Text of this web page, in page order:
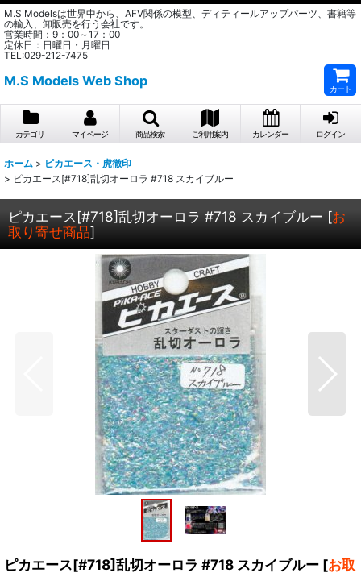
M.S Modelsは世界中から、AFV関係の模型、ディティールアップパーツ、書籍等
の輸入、卸販売を行う会社です。
営業時間：9：00～17：00
定休日：日曜日・月曜日
TEL:029-212-7475
M.S Models Web Shop
カート
カテゴリ マイページ 商品検索 ご利用案内 カレンダー ログイン
ホーム > ピカエース・虎徹印
> ピカエース[#718]乱切オーロラ #718 スカイブルー
ピカエース[#718]乱切オーロラ #718 スカイブルー [お
取り寄せ商品]
ピカエース[#718]乱切オーロラ #718 スカイブルー [お取